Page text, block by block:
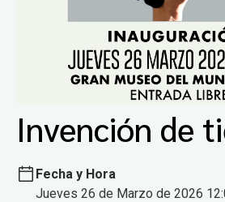
Invención de
Fecha y Hora
Jueves 26 de Marzo de 2026